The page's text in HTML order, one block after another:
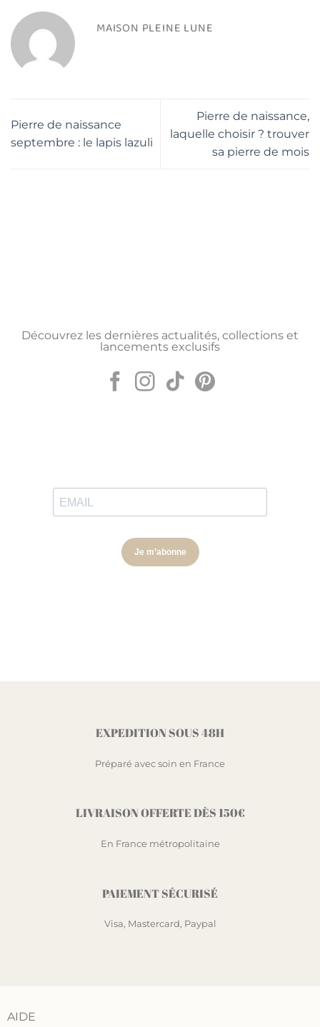
MAISON PLEINE LUNE
Pierre de naissance
septembre : le lapis lazuli
Pierre de naissance,
laquelle choisir ? trouver
sa pierre de mois
Découvrez les dernières actualités, collections et
lancements exclusifs
EXPEDITION SOUS 48H
Préparé avec soin en France
LIVRAISON OFFERTE DÈS 150€
En France métropolitaine
PAIEMENT SÉCURISÉ
Visa, Mastercard, Paypal
AIDE